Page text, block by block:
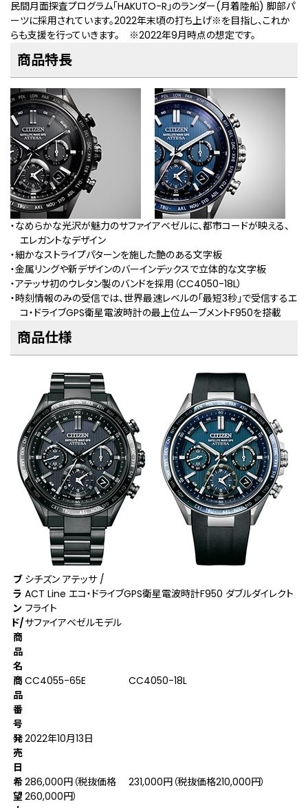
民間月面探査プログラム「HAKUTO-R」のランダー(月着陸船) 脚部パ
ーツに採用されています。2022年末頃の打ち上げ※を目指し、これか
らも支援を行っていきます。 ※2022年9月時点の想定です。
商品特長
・なめらかな光沢が魅力のサファイアベゼルに、都市コードが映える、
エレガントなデザイン
・細かなストライプパターンを施した艶のある文字板
・金属リングや新デザインのバーインデックスで立体的な文字板
・アテッサ初のウレタン製のバンドを採用（CC4050-18L）
・時刻情報のみの受信では、世界最速レベルの「最短3秒」で受信するエ
コ・ドライブGPS衛星電波時計の最上位ムーブメントF950を搭載
商品仕様
ブ
ラ
ン
ド/
商
品
名
シチズン アテッサ /
ACT Line エコ・ドライブGPS衛星電波時計F950 ダブルダイレクト
フライト
サファイアベゼルモデル
商
品
番
号
CC4055-65E CC4050-18L
発
売
日
2022年10月13日
希
望
286,000円（税抜価格
260,000円）
231,000円（税抜価格210,000円）